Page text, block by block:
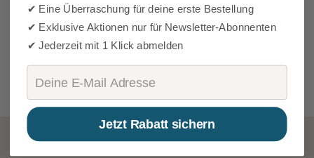
✔ Eine Überraschung für deine erste Bestellung
✔ Exklusive Aktionen nur für Newsletter-Abonnenten
✔ Jederzeit mit 1 Klick abmelden
Jetzt Rabatt sichern